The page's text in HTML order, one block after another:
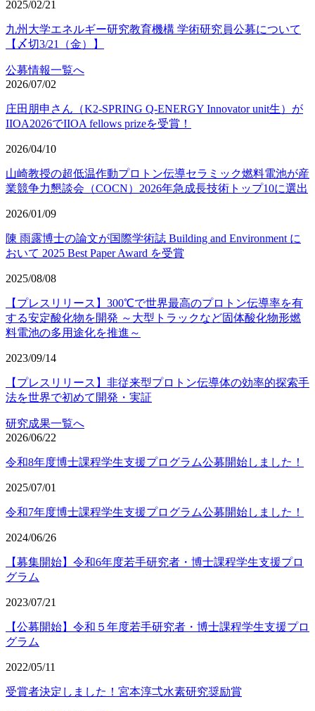
2025/02/21
九州大学エネルギー研究教育機構 学術研究員公募について
【〆切3/21（金）】
公募情報一覧へ
2026/07/02
庄田朋申さん（K2-SPRING Q-ENERGY Innovator unit生）が
IIOA2026でIIOA fellows prizeを受賞！
2026/04/10
山崎教授の超低温作動プロトン伝導セラミック燃料電池が産
業競争力懇談会（COCN）2026年急成長技術トップ10に選出
2026/01/09
陳 雨露博士の論文が国際学術誌 Building and Environment に
おいて 2025 Best Paper Award を受賞
2025/08/08
【プレスリリース】300℃で世界最高のプロトン伝導率を有
する安定酸化物を開発 ～大型トラックなど固体酸化物形燃
料電池の多用途化を推進～
2023/09/14
【プレスリリース】非従来型プロトン伝導体の効率的探索手
法を世界で初めて開発・実証
研究成果一覧へ
2026/06/22
令和8年度博士課程学生支援プログラム公募開始しました！
2025/07/01
令和7年度博士課程学生支援プログラム公募開始しました！
2024/06/26
【募集開始】令和6年度若手研究者・博士課程学生支援プロ
グラム
2023/07/21
【公募開始】令和５年度若手研究者・博士課程学生支援プロ
グラム
2022/05/11
受賞者決定しました！宮本淳弌水素研究奨励賞